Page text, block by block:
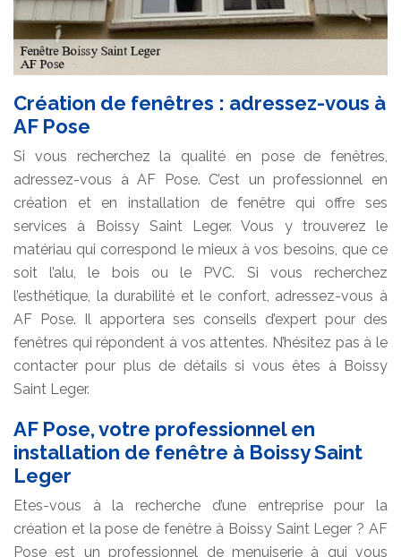
Création de fenêtres : adressez-vous à
AF Pose
Si vous recherchez la qualité en pose de fenêtres,
adressez-vous à AF Pose. C’est un professionnel en
création et en installation de fenêtre qui offre ses
services à Boissy Saint Leger. Vous y trouverez le
matériau qui correspond le mieux à vos besoins, que ce
soit l’alu, le bois ou le PVC. Si vous recherchez
l’esthétique, la durabilité et le confort, adressez-vous à
AF Pose. Il apportera ses conseils d’expert pour des
fenêtres qui répondent à vos attentes. N’hésitez pas à le
contacter pour plus de détails si vous êtes à Boissy
Saint Leger.
AF Pose, votre professionnel en
installation de fenêtre à Boissy Saint
Leger
Etes-vous à la recherche d’une entreprise pour la
création et la pose de fenêtre à Boissy Saint Leger ? AF
Pose est un professionnel de menuiserie à qui vous